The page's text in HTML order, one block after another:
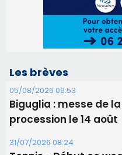
Tennis - Début ce
82ème anniversaire
Commandant Antoine
30/07/2026 10:16
Lecci : I Messageri
30/07/2026 09:55